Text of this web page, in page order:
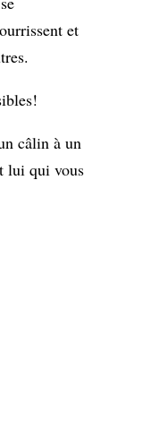
et
câlin à un
lui qui vous